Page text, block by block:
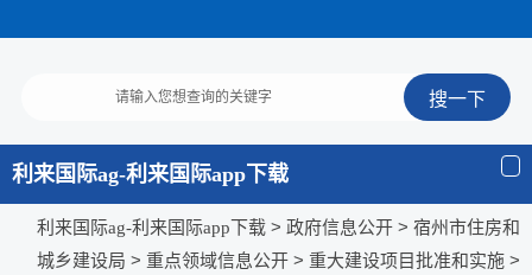
利来国际ag-利来国际app下载
利来国际ag-利来国际app下载 > 政府信息公开 > 宿州市住房和
城乡建设局 > 重点领域信息公开 > 重大建设项目批准和实施 >